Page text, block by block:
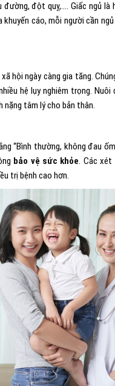
đột quỵ,…. Giấc ngủ
cáo, mỗi người cần
hội ngày càng gia tăng.
hệ lụy nghiêm trọng.
tâm lý cho bản thân.
“Bình thường, không đau
bảo vệ sức khỏe. Các xét
trị bệnh cao hơn.